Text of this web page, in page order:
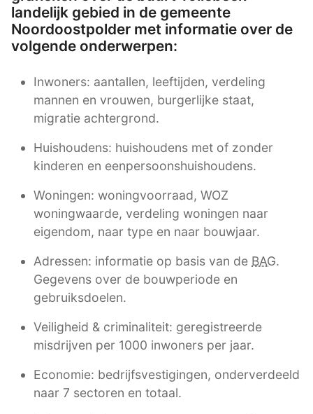
landelijk gebied in de gemeente
Noordoostpolder met informatie over de
volgende onderwerpen:
Inwoners: aantallen, leeftijden, verdeling
mannen en vrouwen, burgerlijke staat,
migratie achtergrond.
Huishoudens: huishoudens met of zonder
kinderen en eenpersoonshuishoudens.
Woningen: woningvoorraad, WOZ
woningwaarde, verdeling woningen naar
eigendom, naar type en naar bouwjaar.
Adressen: informatie op basis van de BAG.
Gegevens over de bouwperiode en
gebruiksdoelen.
Veiligheid & criminaliteit: geregistreerde
misdrijven per 1000 inwoners per jaar.
Economie: bedrijfsvestigingen, onderverdeeld
naar 7 sectoren en totaal.